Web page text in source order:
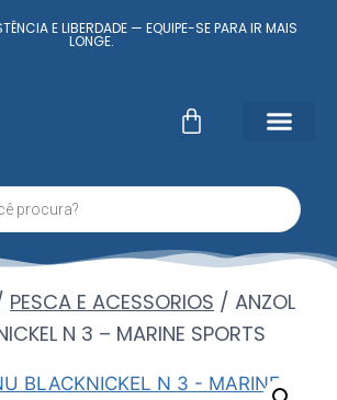
E LIBERDADE — EQUIPE-SE PARA IR MAIS
LONGE.
PESCA E ACESSORIOS / ANZOL
N 3 – MARINE SPORTS